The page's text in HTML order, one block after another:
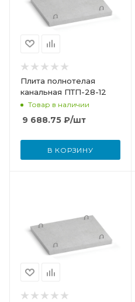
Плита полнотелая
канальная ПТП-28-12
Товар в наличии
9 688.75 ₽/шт
В КОРЗИНУ